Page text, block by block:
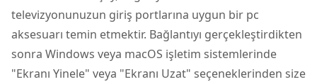
televizyonunuzun giriş portlarına uygun bir pc
aksesuarı temin etmektir. Bağlantıyı gerçekleştirdikten
sonra Windows veya macOS işletim sistemlerinde
"Ekranı Yinele" veya "Ekranı Uzat" seçeneklerinden size